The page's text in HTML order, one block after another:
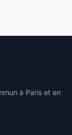
à Paris et en